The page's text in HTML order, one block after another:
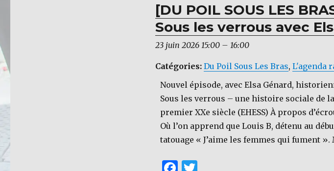
c
e
b
o
k
it
te
r
[DU POIL SOUS LES
Sous les verrous avec
23 juin 2026 15:00– 16:00
Catégories: Du Poil Sous Les Bras, L'agenda
Nouvel épisode, avec Elsa Génard,
Sous les verrous – une histoire sociale de
premier XXe siècle (EHESS) À propos
Où l’on apprend que Louis B, détenu au
tatouage « J’aime les femmes qui fument ».